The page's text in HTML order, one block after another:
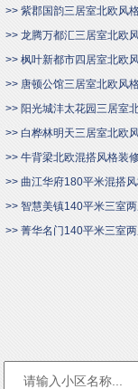
>> 紫郡国韵三居室北欧风
>> 龙腾万都汇三居室北欧
>> 枫叶新都市四居室北欧
>> 唐顿公馆三居室北欧风
>> 阳光城沣太花园三居室
>> 白桦林明天三居室北欧
>> 牛背梁北欧混搭风格装
>> 曲江华府180平米混搭
>> 智慧美镇140平米三室
>> 菁华名门140平米三室